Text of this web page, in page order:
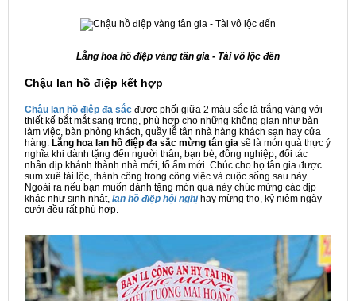
Lẵng hoa hồ điệp vàng tân gia - Tài vô lộc đến
Chậu lan hồ điệp kết hợp
Chậu lan hồ điệp đa sắc được phối giữa 2 màu sắc là trắng vàng với
thiết kế bắt mắt sang trọng, phù hợp cho những không gian như bàn
làm việc, bàn phòng khách, quầy lễ tân nhà hàng khách sạn hay cửa
hàng. Lẵng hoa lan hồ điệp đa sắc mừng tân gia sẽ là món quà thực ý
nghĩa khi dành tặng đến người thân, bạn bè, đồng nghiệp, đối tác
nhân dịp khánh thành nhà mới, tổ ấm mới. Chúc cho họ tân gia được
sum xuê tài lộc, thành công trong công việc và cuộc sống sau này.
Ngoài ra nếu bạn muốn dành tặng món quà này chúc mừng các dịp
khác như sinh nhật, lan hồ điệp hội nghị hay mừng thọ, kỷ niệm ngày
cưới đều rất phù hợp.